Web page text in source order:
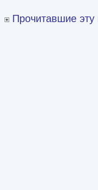
Прочитавшие эту